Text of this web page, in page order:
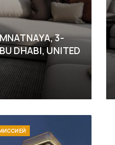
3-
DHABI, UNITED